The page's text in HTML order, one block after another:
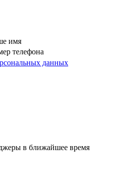
имя
телефона
данных
в ближайшее время